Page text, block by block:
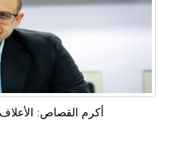
أكرم القصاص: الأعلاف